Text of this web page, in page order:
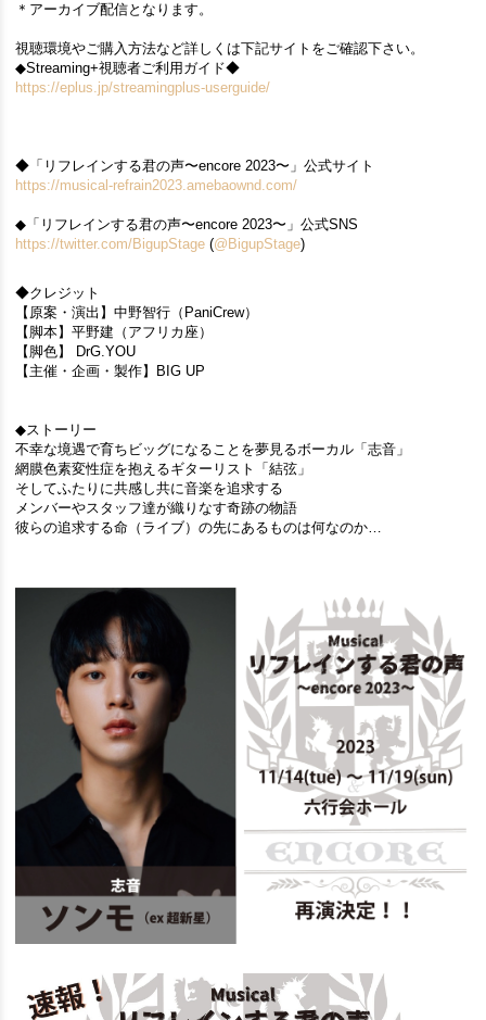
＊アーカイブ配信となります。
視聴環境やご購入方法など詳しくは下記サイトをご確認下さい。
◆Streaming+視聴者ご利用ガイド◆
https://eplus.jp/streamingplus-userguide/
◆「リフレインする君の声〜encore 2023〜」公式サイト
https://musical-refrain2023.amebaownd.com/
◆「リフレインする君の声〜encore 2023〜」公式SNS
https://twitter.com/BigupStage (@BigupStage)
◆クレジット
【原案・演出】中野智行（PaniCrew）
【脚本】平野建（アフリカ座）
【脚色】 DrG.YOU
【主催・企画・製作】BIG UP
◆ストーリー
不幸な境遇で育ちビッグになることを夢見るボーカル「志音」
網膜色素変性症を抱えるギターリスト「結弦」
そしてふたりに共感し共に音楽を追求する
メンバーやスタッフ達が織りなす奇跡の物語
彼らの追求する命（ライブ）の先にあるものは何なのか…